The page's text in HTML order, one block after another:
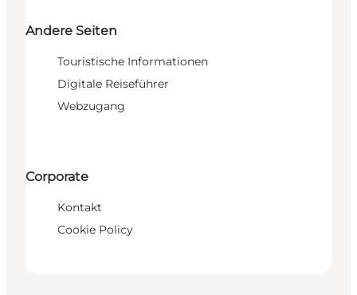
Andere Seiten
Touristische Informationen
Digitale Reiseführer
Webzugang
Corporate
Kontakt
Cookie Policy